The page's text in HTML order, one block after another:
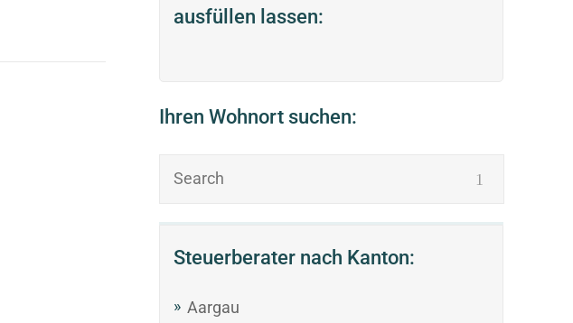
ausfüllen lassen:
Ihren Wohnort suchen:
Steuerberater nach Kanton:
Aargau